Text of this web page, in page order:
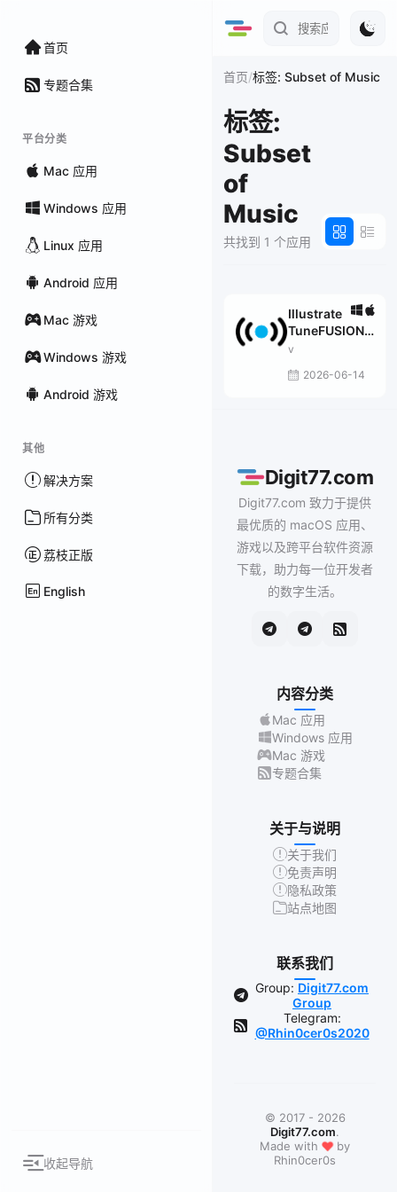
首页
专题合集
平台分类
Mac 应用
Windows 应用
Linux 应用
Android 应用
Mac 游戏
Windows 游戏
Android 游戏
其他
解决方案
所有分类
荔枝正版
English
收起导航
首页/标签: Subset of Music
标签:
Subset
of
Music
共找到 1 个应用
Illustrate
TuneFUSION
2026-06-09
v
2026-06-14
Digit77.com
Digit77.com 致力于提供
最优质的 macOS 应用、
游戏以及跨平台软件资源
下载，助力每一位开发者
的数字生活。
内容分类
Mac 应用
Windows 应用
Mac 游戏
专题合集
关于与说明
关于我们
免责声明
隐私政策
站点地图
联系我们
Group: Digit77.com
Group
Telegram:
@Rhin0cer0s2020
© 2017 - 2026
Digit77.com.
Made with ❤by
Rhin0cer0s